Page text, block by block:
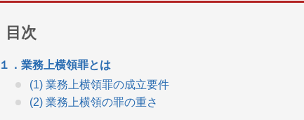
１．業務上横領罪とは
(1) 業務上横領罪の成立要件
(2) 業務上横領の罪の重さ